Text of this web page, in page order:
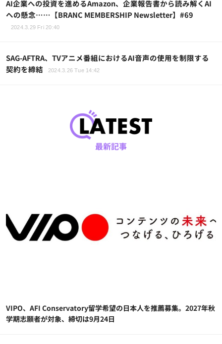
AI企業への投資を進めるAmazon、企業報告書から読み解くAI
への懸念……【BRANC MEMBERSHIP Newsletter】#69
2024.3.29 Fri 20:40
SAG-AFTRA、TVアニメ番組におけるAI音声の使用を制限する
契約を締結
2024.3.26 Tue 14:42
最新記事
VIPO、AFI Conservatory留学希望の日本人を推薦募集。2027年秋
学期志願者が対象、締切は9月24日